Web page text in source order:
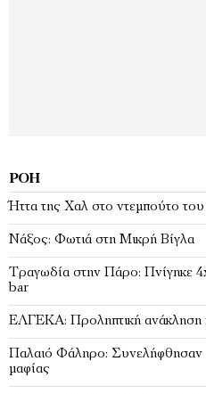
ΡΟΉ
Ήττα της Χαλ στο ντεμπούτο
Νάξος: Φωτιά στη Μικρή Βίγλα
Tραγωδία στην Πάρο: Πνίγηκε
bar
ΕΛΓΕΚΑ: Προληπτική ανάκληση
Παλαιό Φάληρο:
μαφίας